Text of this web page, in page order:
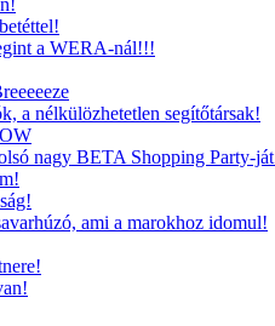
a WERA-nál!!!
a nélkülözhetetlen segítőtársak!
nagy BETA Shopping Party-
ami a marokhoz idomul!